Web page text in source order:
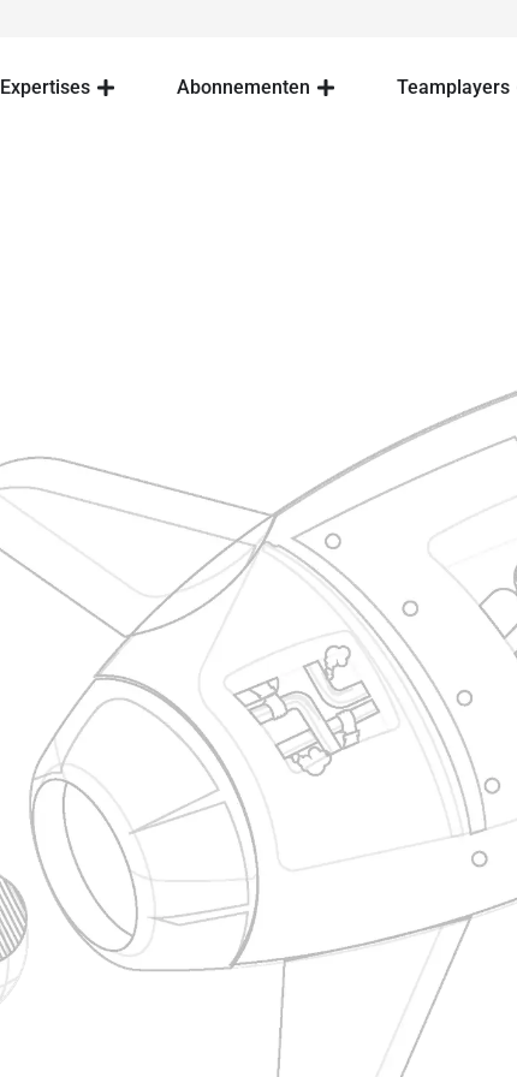
Expertises Abonnementen Teamplayers